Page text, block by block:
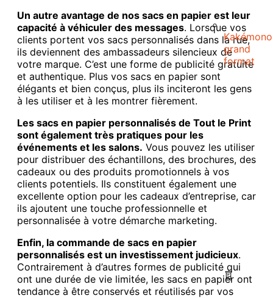
Kakémono
grand
format
Un autre avantage de nos sacs en papier est leur
capacité à véhiculer des messages. Lorsque vos
clients portent vos sacs personnalisés dans la rue,
ils deviennent des ambassadeurs silencieux de
votre marque. C’est une forme de publicité gratuite
et authentique. Plus vos sacs en papier sont
élégants et bien conçus, plus ils inciteront les gens
à les utiliser et à les montrer fièrement.
Les sacs en papier personnalisés de Tout le Print
sont également très pratiques pour les
événements et les salons. Vous pouvez les utiliser
pour distribuer des échantillons, des brochures, des
cadeaux ou des produits promotionnels à vos
clients potentiels. Ils constituent également une
excellente option pour les cadeaux d’entreprise, car
ils ajoutent une touche professionnelle et
personnalisée à votre démarche marketing.
Enfin, la commande de sacs en papier
personnalisés est un investissement judicieux.
Contrairement à d’autres formes de publicité qui
ont une durée de vie limitée, les sacs en papier ont
tendance à être conservés et réutilisés par vos